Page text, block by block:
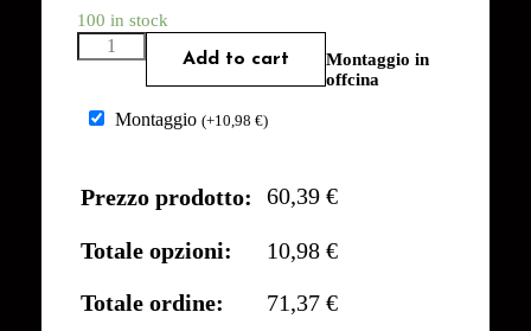
100 in stock
Add to cart
Montaggio in
offcina
Montaggio (+10,98 €)
Prezzo prodotto: 60,39 €
Totale opzioni:
10,98 €
Totale ordine:
71,37 €